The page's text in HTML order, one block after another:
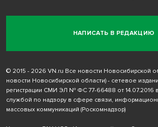
НАПИСАТЬ В РЕДАКЦИЮ
© 2015 - 2026 VN.ru Все новости Новосибирской
новости Новосибирской области) - сетевое
регистрации СМИ ЭЛ № ФС 77-66488 от 14.07.2016
службой по надзору в сфере связи,
массовых коммуникаций (Роскомнадзор)